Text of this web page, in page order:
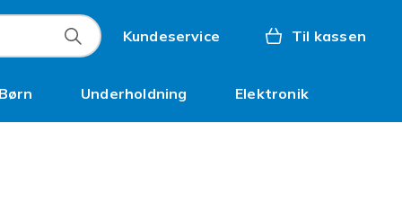
Kundeservice Til kassen
Underholdning Elektronik